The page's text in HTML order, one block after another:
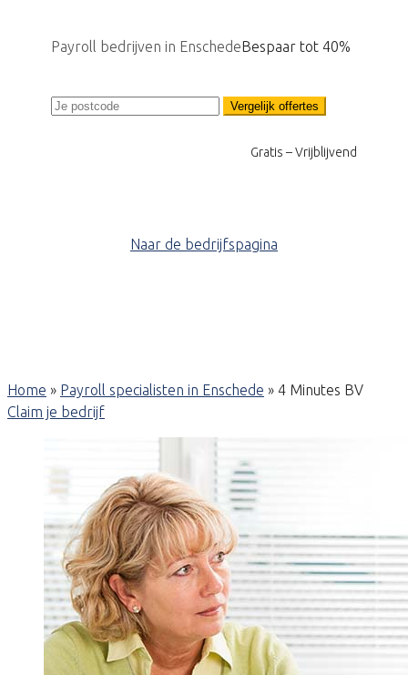
Payroll bedrijven in EnschedeBespaar tot 40%
Vergelijk offertes
Gratis – Vrijblijvend
Naar de bedrijfspagina
Home » Payroll specialisten in Enschede » 4 Minutes BV
Claim je bedrijf